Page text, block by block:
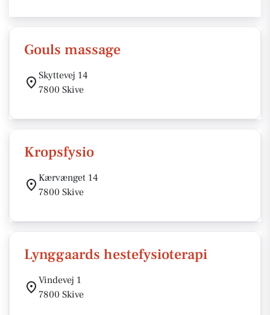
Gouls massage
Skyttevej 14
7800 Skive
Kropsfysio
Kærvænget 14
7800 Skive
Lynggaards hestefysioterapi
Vindevej 1
7800 Skive